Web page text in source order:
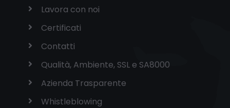
Lavora con noi
Certificati
Contatti
Qualità, Ambiente, SSL e SA8000
Azienda Trasparente
Whistleblowing